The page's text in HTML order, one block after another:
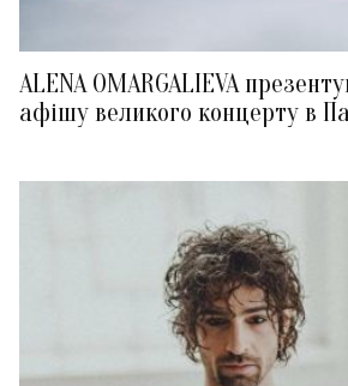
ALENA OMARGALIEVA
афішу великого концерту в